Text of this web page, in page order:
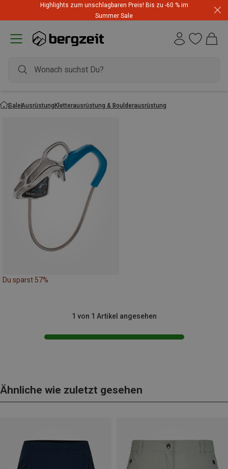
Highlights zum unschlagbaren Preis! Bis zu -60 % im
Summer Sale
SaleAusrüstungKletterausrüstung & Boulderausrüstung
Du sparst 57%
1 von 1 Artikel angesehen
Ähnliche wie zuletzt gesehen